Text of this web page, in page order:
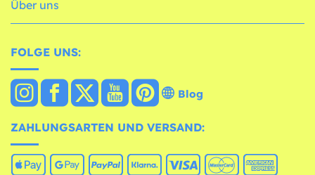
Über uns
FOLGE UNS:
Blog
ZAHLUNGSARTEN UND VERSAND: